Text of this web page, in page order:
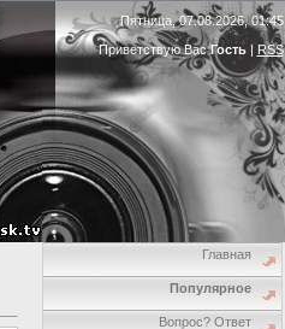
Пятница, 07.08.2026, 01:45
Приветствую ВасГость| RSS
Главная
Популярное
Вопрос? Ответ